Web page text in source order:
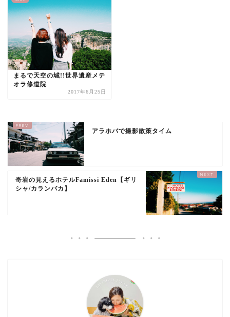
まるで天空の城!!世界遺産メテ
オラ修道院
2017年6月25日
アラホバで撮影散策タイム
奇岩の見えるホテルFamissi Eden【ギリ
シャ/カランバカ】